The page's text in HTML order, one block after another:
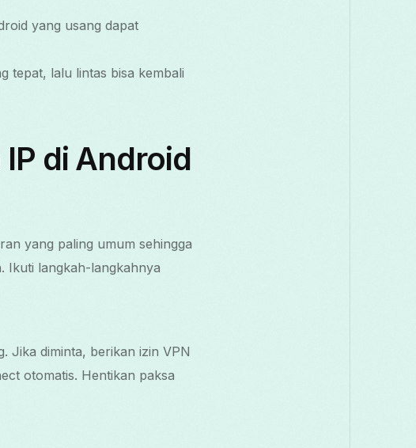
yang usang dapat
tepat, lalu lintas bisa kembali
di Android
yang paling umum sehingga
Ikuti langkah-langkahnya
Jika diminta, berikan izin VPN
otomatis. Hentikan paksa